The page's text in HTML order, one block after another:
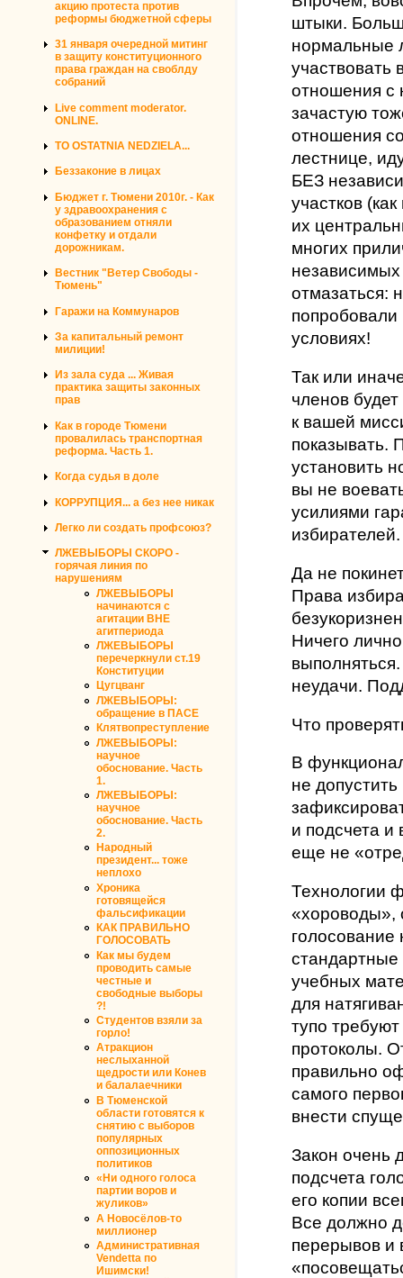
акцию протеста против
реформы бюджетной сферы
31 января очередной митинг
в защиту конституционного
права граждан на своблду
собраний
Live comment moderator.
ONLINE.
TO OSTATNIA NEDZIELA...
Беззаконие в лицах
Бюджет г. Тюмени 2010г. - Как
у здравоохранения с
образованием отняли
конфетку и отдали
дорожникам.
Вестник "Ветер Свободы -
Тюмень"
Гаражи на Коммунаров
За капитальный ремонт
милиции!
Из зала суда ... Живая
практика защиты законных
прав
Как в городе Тюмени
провалилась транспортная
реформа. Часть 1.
Когда судья в доле
КОРРУПЦИЯ... а без нее никак
Легко ли создать профсоюз?
ЛЖЕВЫБОРЫ СКОРО -
горячая линия по
нарушениям
ЛЖЕВЫБОРЫ
начинаются с
агитации ВНЕ
агитпериода
ЛЖЕВЫБОРЫ
перечеркнули ст.19
Конституции
Цугцванг
ЛЖЕВЫБОРЫ:
обращение в ПАСЕ
Клятвопреступление
ЛЖЕВЫБОРЫ:
научное
обоснование. Часть
1.
ЛЖЕВЫБОРЫ:
научное
обоснование. Часть
2.
Народный
президент... тоже
неплохо
Хроника
готовящейся
фальсификации
КАК ПРАВИЛЬНО
ГОЛОСОВАТЬ
Как мы будем
проводить самые
честные и
свободные выборы
?!
Студентов взяли за
горло!
Атракцион
неслыханной
щедрости или Конев
и балалаечники
В Тюменской
области готовятся к
снятию с выборов
популярных
оппозиционных
политиков
«Ни одного голоса
партии воров и
жуликов»
А Новосёлов-то
миллионер
Административная
Vendetta по
Ишимски!
штыки.
нормальные
участвовать
отношения с
зачастую
отношения
лестнице,
БЕЗ
участков
их
многих
независимых
отмазаться:
попробовали
условиях!
Так или
членов
к вашей
показывать.
установить
вы не
усилиями
Да не
Права
Ничего
неудачи.
Что
В
не
и подсчета и
еще не
Технологии
«хороводы»,
учебных
для
тупо
протоколы.
правильно
самого
внести
Закон очень
подсчета
его копии
Все должно
перерывов и